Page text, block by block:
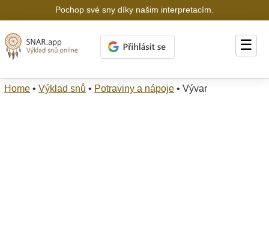
Pochop své sny díky našim interpretacím.
☰
Home • Výklad snů • Potraviny a nápoje • Vývar